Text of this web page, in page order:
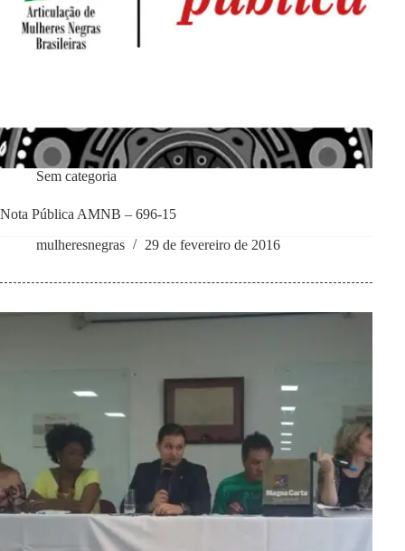
Sem categoria
Nota Pública AMNB – 696-15
mulheresnegras
29 de fevereiro de 2016